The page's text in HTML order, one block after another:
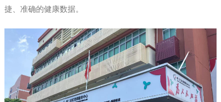
捷、准确的健康数据。